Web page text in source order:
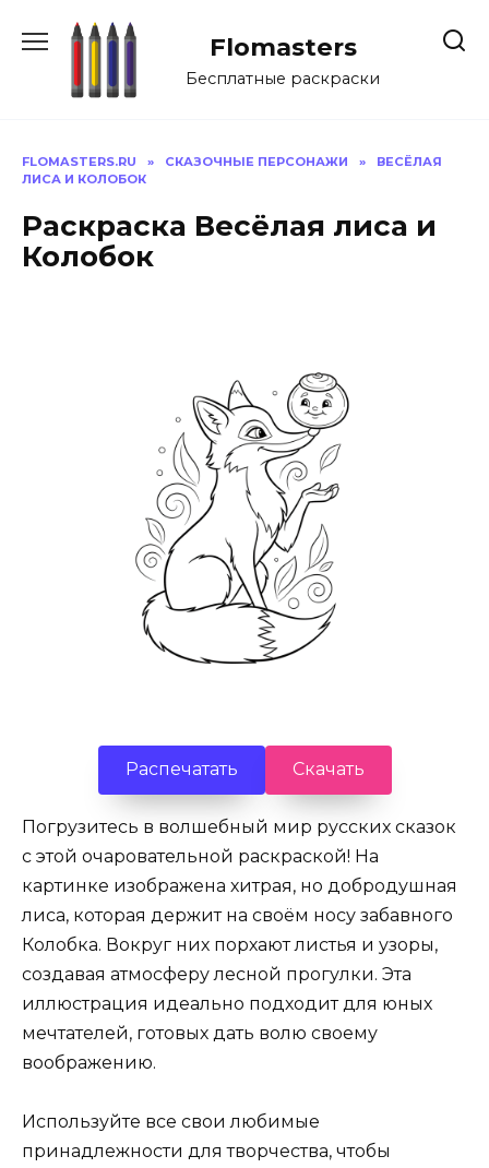
Flomasters
Бесплатные раскраски
FLOMASTERS.RU » СКАЗОЧНЫЕ ПЕРСОНАЖИ »
ВЕСЁЛАЯ
ЛИСА И КОЛОБОК
Раскраска Весёлая лиса и
Колобок
Распечатать Скачать
Погрузитесь в волшебный мир русских сказок
с этой очаровательной раскраской! На
картинке изображена хитрая, но добродушная
лиса, которая держит на своём носу забавного
Колобка. Вокруг них порхают листья и узоры,
создавая атмосферу лесной прогулки. Эта
иллюстрация идеально подходит для юных
мечтателей, готовых дать волю своему
воображению.
Используйте все свои любимые
принадлежности для творчества, чтобы